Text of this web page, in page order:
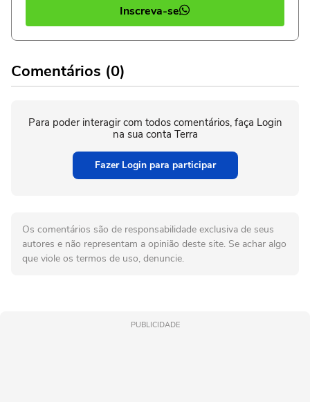
Inscreva-se
Comentários (0)
Para poder interagir com todos comentários, faça Login
na sua conta Terra
Fazer Login para participar
Os comentários são de responsabilidade exclusiva de seus
autores e não representam a opinião deste site. Se achar algo
que viole os termos de uso, denuncie.
PUBLICIDADE